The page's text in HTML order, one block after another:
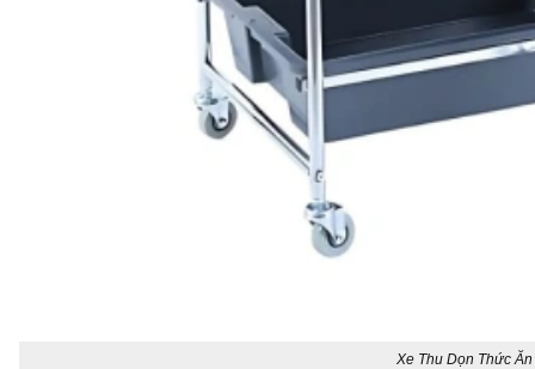
Xe Thu Dọn Thức